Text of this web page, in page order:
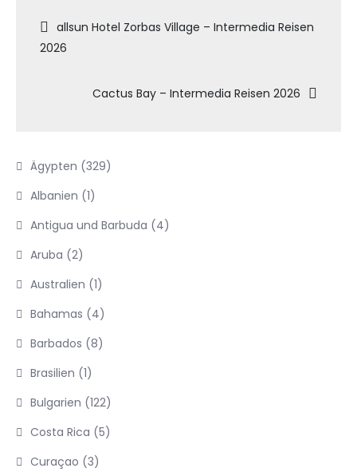
Beitragsnavigation
allsun Hotel Zorbas Village – Intermedia Reisen
2026
Cactus Bay – Intermedia Reisen 2026
Ägypten (329)
Albanien (1)
Antigua und Barbuda (4)
Aruba (2)
Australien (1)
Bahamas (4)
Barbados (8)
Brasilien (1)
Bulgarien (122)
Costa Rica (5)
Curaçao (3)